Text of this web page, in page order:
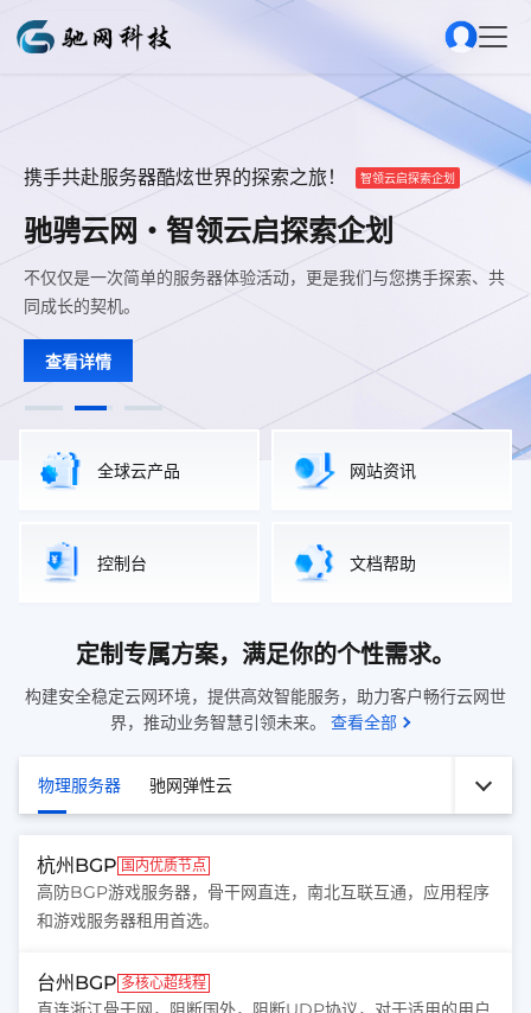
让游戏联机开服变得如此简单
为游戏服务器管理而生
高性能云·游戏服务器专区
自研游戏面板，支持同时部署多款热门游戏，一键开服，深度可视
化服务器管理功能
"高效核芯"
"高效核芯"I9-12900K
率先采用12代CPU+高效硬件设施
性能核(P核)+能效核(E核)，前者用于单核心计算，后者则用于多
线程应用
携手共赴服务器酷炫世界的探索之旅！ 智领云启探索企划
驰骋云网・智领云启探索企划
不仅仅是一次简单的服务器体验活动，更是我们与您携手探索、共
同成长的契机。
查看详情
让游戏联机开服变得如此简单
为游戏服务器管理而生
高性能云·游戏服务器专区
自研游戏面板，支持同时部署多款热门游戏，一键开服，深度可视
化服务器管理功能
"高效核芯"
"高效核芯"I9-12900K
率先采用12代CPU+高效硬件设施
性能核(P核)+能效核(E核)，前者用于单核心计算，后者则用于多
线程应用
全球云产品 网站资讯
控制台 文档帮助
定制专属方案，满足你的个性需求。
构建安全稳定云网环境，提供高效智能服务，助力客户畅行云网世
界，推动业务智慧引领未来。 查看全部
物理服务器 驰网弹性云
杭州BGP 国内优质节点
高防BGP游戏服务器，骨干网直连，南北互联互通，应用程序
和游戏服务器租用首选。
台州BGP 多核心超线程